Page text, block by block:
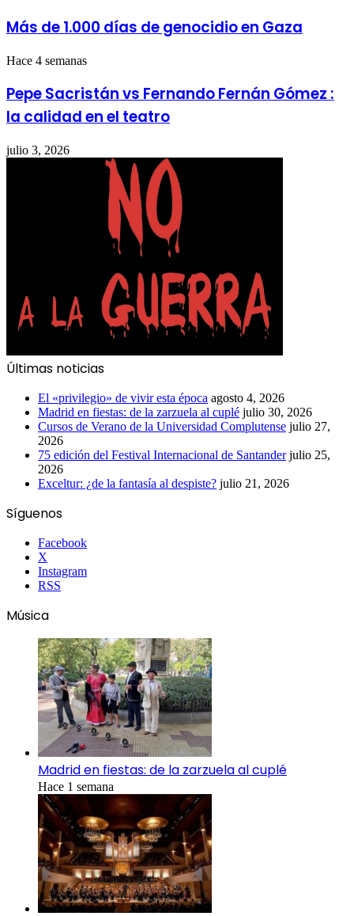
Más de 1.000 días de genocidio en Gaza
Hace 4 semanas
Pepe Sacristán vs Fernando Fernán Gómez :
la calidad en el teatro
julio 3, 2026
Últimas noticias
El «privilegio» de vivir esta época agosto 4, 2026
Madrid en fiestas: de la zarzuela al cuplé julio 30, 2026
Cursos de Verano de la Universidad Complutense julio 27,
2026
75 edición del Festival Internacional de Santander julio 25,
2026
Exceltur: ¿de la fantasía al despiste? julio 21, 2026
Síguenos
Facebook
X
Instagram
RSS
Música
Madrid en fiestas: de la zarzuela al cuplé
Hace 1 semana